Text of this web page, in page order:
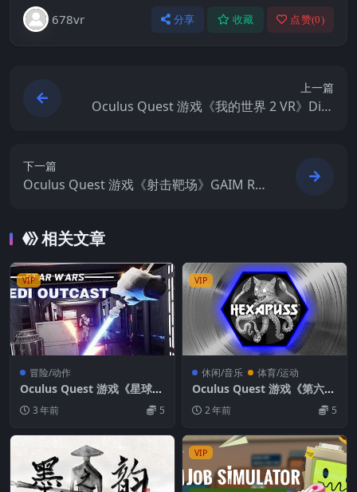
678vr 分享 收藏 点赞(0)
上一篇
Oculus Quest 游戏《我的世界 2 VR》Disc
下一篇
Oculus Quest 游戏《射击靶场》GAIM Ran
相关文章
VIP
冒险/动作
Oculus Quest 游戏《星球大
战®绝地武士》STAR WARS
™ Jedi Knight II – Jedi Out
cast™
3 年前 5
VIP
休闲/音乐 体育/运动
Oculus Quest 游戏《第六维
度VR》Hexapuss VR
2 年前 5
VIP